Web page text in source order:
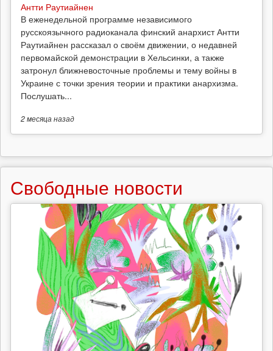
Антти Раутиайнен
В еженедельной программе независимого
русскоязычного радиоканала финский анархист Антти
Раутиайнен рассказал о своём движении, о недавней
первомайской демонстрации в Хельсинки, а также
затронул ближневосточные проблемы и тему войны в
Украине с точки зрения теории и практики анархизма.
Послушать...
2 месяцаназад
Свободные новости